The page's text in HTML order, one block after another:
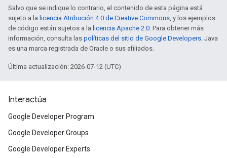
Salvo que se indique lo contrario, el contenido de esta página está
sujeto a la licencia Atribución 4.0 de Creative Commons, y los ejemplos
de código están sujetos a la licencia Apache 2.0. Para obtener más
información, consulta las políticas del sitio de Google Developers. Java
es una marca registrada de Oracle o sus afiliados.
Última actualización: 2026-07-12 (UTC)
Interactúa
Google Developer Program
Google Developer Groups
Google Developer Experts